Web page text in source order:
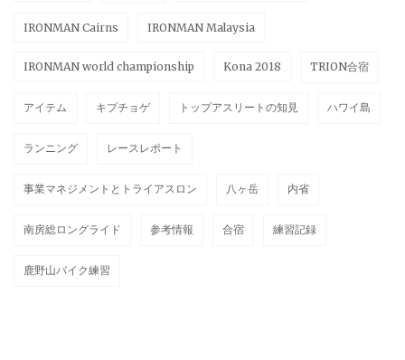
IRONMAN Cairns IRONMAN Malaysia
IRONMAN world championship Kona 2018 TRION合宿
アイテム キプチョゲ トップアスリートの知見 ハワイ島
ランニング レースレポート
事業マネジメントとトライアスロン 八ヶ岳 内省
南房総ロングライド 参考情報 合宿 練習記録
鹿野山バイク練習